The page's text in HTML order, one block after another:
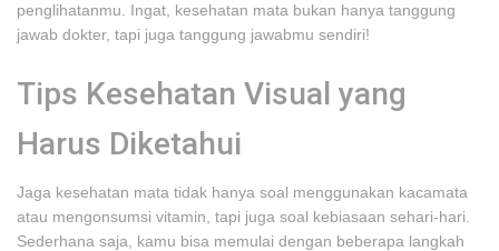
penglihatanmu. Ingat, kesehatan mata bukan hanya tanggung
jawab dokter, tapi juga tanggung jawabmu sendiri!
Tips Kesehatan Visual yang
Harus Diketahui
Jaga kesehatan mata tidak hanya soal menggunakan kacamata
atau mengonsumsi vitamin, tapi juga soal kebiasaan sehari-hari.
Sederhana saja, kamu bisa memulai dengan beberapa langkah